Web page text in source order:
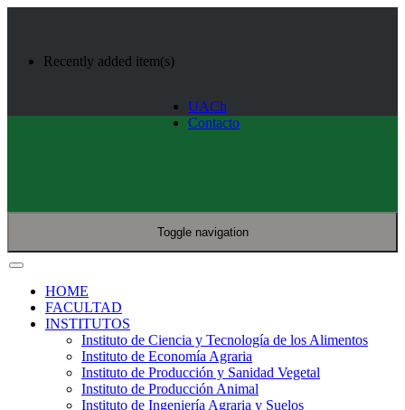
Recently added item(s)
UACh
Contacto
Toggle navigation
HOME
FACULTAD
INSTITUTOS
Instituto de Ciencia y Tecnología de los Alimentos
Instituto de Economía Agraria
Instituto de Producción y Sanidad Vegetal
Instituto de Producción Animal
Instituto de Ingeniería Agraria y Suelos